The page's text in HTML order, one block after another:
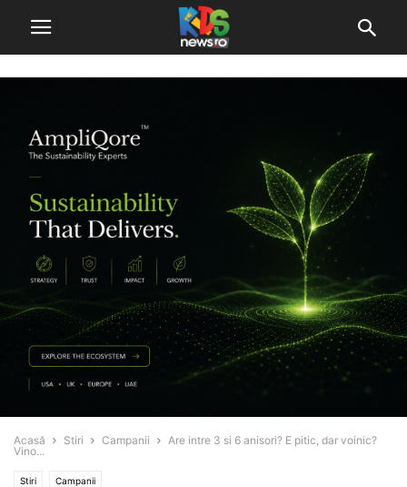
Acasă Stiri Campanii
Are intre 3 si 6 anisori? E pitic, dar voinic?
Vino...
Stiri Campanii